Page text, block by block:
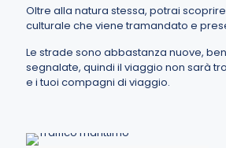
Oltre alla natura stessa, potrai
culturale che viene tramandato e
Le strade sono abbastanza nuove,
segnalate, quindi il viaggio non sarà
e i tuoi compagni di viaggio.